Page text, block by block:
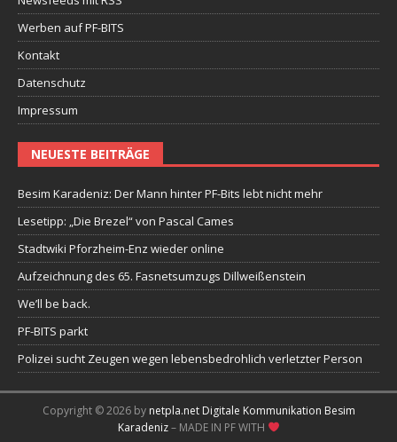
Werben auf PF-BITS
Kontakt
Datenschutz
Impressum
NEUESTE BEITRÄGE
Besim Karadeniz: Der Mann hinter PF-Bits lebt nicht mehr
Lesetipp: „Die Brezel“ von Pascal Cames
Stadtwiki Pforzheim-Enz wieder online
Aufzeichnung des 65. Fasnetsumzugs Dillweißenstein
We’ll be back.
PF-BITS parkt
Polizei sucht Zeugen wegen lebensbedrohlich verletzter Person
Copyright © 2026 by netpla.net Digitale Kommunikation Besim
Karadeniz– MADE IN PF WITH